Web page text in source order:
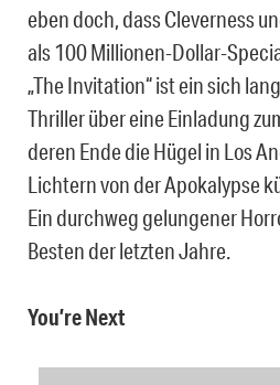
eben doch, dass Cleverness
als 100 Millionen-Dollar-
„The Invitation“ ist ein sich
Thriller über eine Einladung
deren Ende die Hügel in Los
Lichtern von der Apokalypse
Ein durchweg gelungener
Besten der letzten Jahre.
You’re Next